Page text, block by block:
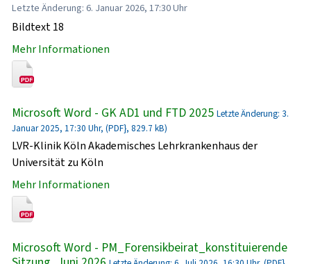
Letzte Änderung: 6. Januar 2026, 17:30 Uhr
Bildtext 18
Mehr Informationen
Microsoft Word - GK AD1 und FTD 2025 Letzte Änderung: 3.
Januar 2025, 17:30 Uhr, (PDF}, 829.7 kB)
LVR-Klinik Köln Akademisches Lehrkrankenhaus der
Universität zu Köln
Mehr Informationen
Microsoft Word - PM_Forensikbeirat_konstituierende